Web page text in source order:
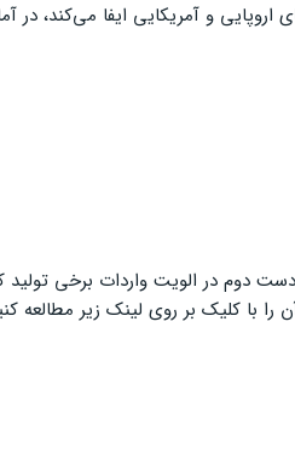
و آمریکایی ایفا می‌کند، در
دوم در الویت واردات برخی تولید
را با کلیک بر روی لینک زیر مطالعه